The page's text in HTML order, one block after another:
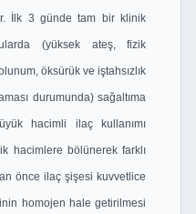
İlk 3 günde tam bir klinik
(yüksek ateş, fizik
öksürük ve iştahsızlık
durumunda) sağaltıma
hacimli ilaç kullanımı
hacimlere bölünerek farklı
önce ilaç şişesi kuvvetlice
homojen hale getirilmesi